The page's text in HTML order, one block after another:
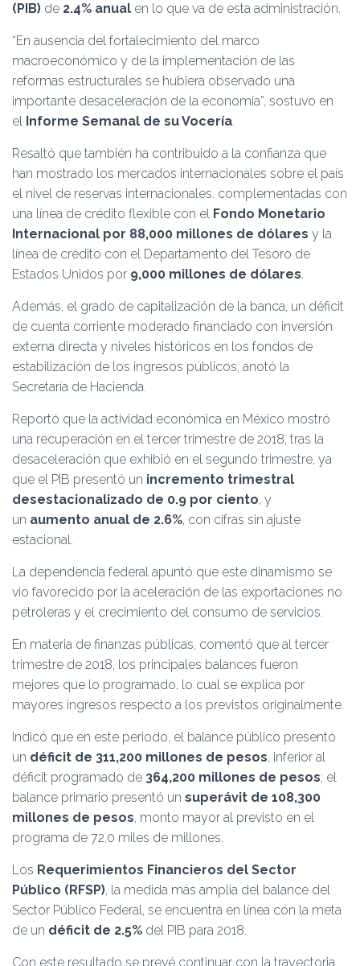
(PIB) de 2.4% anual en lo que va de esta administración.
“En ausencia del fortalecimiento del marco
macroeconómico y de la implementación de las
reformas estructurales se hubiera observado una
importante desaceleración de la economía”, sostuvo en
el Informe Semanal de su Vocería.
Resaltó que también ha contribuido a la confianza que
han mostrado los mercados internacionales sobre el país
el nivel de reservas internacionales. complementadas con
una línea de crédito flexible con el Fondo Monetario
Internacional por 88,000 millones de dólares y la
línea de crédito con el Departamento del Tesoro de
Estados Unidos por 9,000 millones de dólares.
Además, el grado de capitalización de la banca, un déficit
de cuenta corriente moderado financiado con inversión
externa directa y niveles históricos en los fondos de
estabilización de los ingresos públicos, anotó la
Secretaría de Hacienda.
Reportó que la actividad económica en México mostró
una recuperación en el tercer trimestre de 2018, tras la
desaceleración que exhibió en el segundo trimestre, ya
que el PIB presentó un incremento trimestral
desestacionalizado de 0.9 por ciento, y
un aumento anual de 2.6%, con cifras sin ajuste
estacional.
La dependencia federal apuntó que este dinamismo se
vio favorecido por la aceleración de las exportaciones no
petroleras y el crecimiento del consumo de servicios.
En materia de finanzas públicas, comentó que al tercer
trimestre de 2018, los principales balances fueron
mejores que lo programado, lo cual se explica por
mayores ingresos respecto a los previstos originalmente.
Indicó que en este periodo, el balance público presentó
un déficit de 311,200 millones de pesos, inferior al
déficit programado de 364,200 millones de pesos; el
balance primario presentó un superávit de 108,300
millones de pesos, monto mayor al previsto en el
programa de 72.0 miles de millones.
Los Requerimientos Financieros del Sector
Público (RFSP), la medida más amplia del balance del
Sector Público Federal, se encuentra en línea con la meta
de un déficit de 2.5% del PIB para 2018.
Con este resultado se prevé continuar con la trayectoria